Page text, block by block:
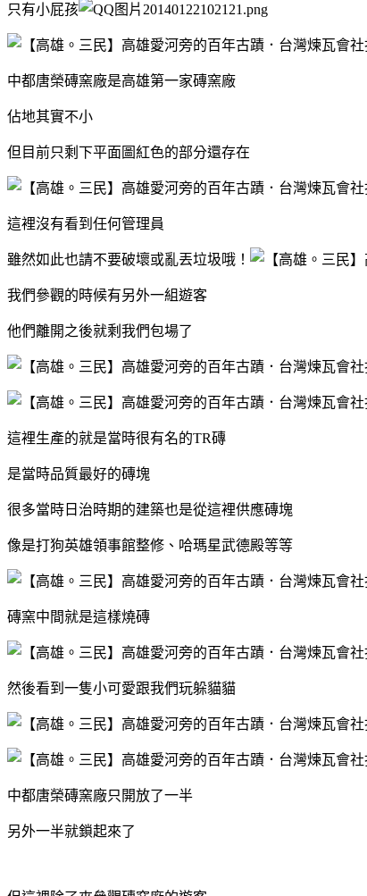
只有小屁孩
中都唐榮磚窯廠是高雄第一家磚窯廠
佔地其實不小
但目前只剩下平面圖紅色的部分還存在
這裡沒有看到任何管理員
雖然如此也請不要破壞或亂丟垃圾哦！
我們參觀的時候有另外一組遊客
他們離開之後就剩我們包場了
這裡生產的就是當時很有名的TR磚
是當時品質最好的磚塊
很多當時日治時期的建築也是從這裡供應磚塊
像是打狗英雄領事館整修、哈瑪星武德殿等等
磚窯中間就是這樣燒磚
然後看到一隻小可愛跟我們玩躲貓貓
中都唐榮磚窯廠只開放了一半
另外一半就鎖起來了